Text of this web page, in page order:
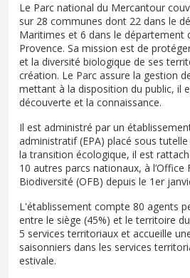
Le Parc national du Mercantour
sur 28 communes dont 22 dans le
Maritimes et 6 dans le département
Provence. Sa mission est de
et la diversité biologique de ses
création. Le Parc assure la gestion
mettant à la disposition du public, il
découverte et la connaissance.
Il est administré par un
administratif (EPA) placé sous
la transition écologique, il est
10 autres parcs nationaux, à l’Office
Biodiversité (OFB) depuis le 1er
L'établissement compte 80 agents
entre le siège (45%) et le territoire
5 services territoriaux et accueille
saisonniers dans les services
estivale.